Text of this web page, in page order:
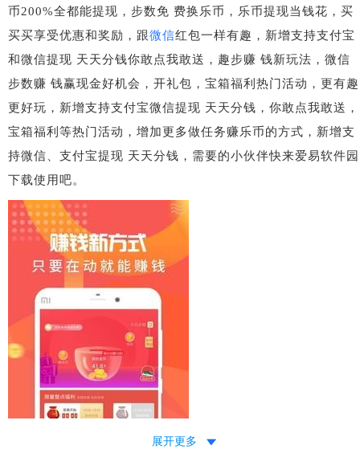
币200%全都能提现，步数免 费换乐币，乐币提现当钱花，买
买买享受优惠和奖励，跟微信红包一样有趣，新增支持支付宝
和微信提现 天天分钱你敢点我敢送，趣步赚 钱新玩法，微信
步数赚 钱赢现金好机会，开礼包，宝箱福利热门活动，更有趣
更好玩，新增支持支付宝微信提现 天天分钱，你敢点我敢送，
宝箱福利等热门活动，增加更多做任务赚乐币的方式，新增支
持微信、支付宝提现 天天分钱，需要的小伙伴快来爱易软件园
下载使用吧。
展开更多